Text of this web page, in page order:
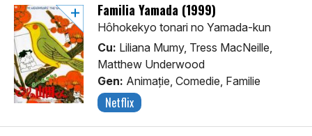
Familia Yamada (1999)
Hôhokekyo tonari no Yamada-kun
Cu: Liliana Mumy, Tress MacNeille,
Matthew Underwood
Gen: Animaţie, Comedie, Familie
Netflix